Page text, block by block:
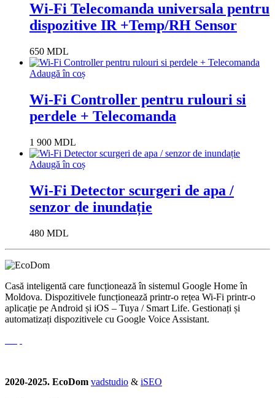
Wi-Fi Telecomanda universala pentru
dispozitive IR +Temp/RH Sensor
650 MDL
Adaugă în coș
Wi-Fi Controller pentru rulouri si
perdele + Telecomanda
1 900 MDL
Adaugă în coș
Wi-Fi Detector scurgeri de apa /
senzor de inundație
480 MDL
Casă inteligentă care funcționează în sistemul Google Home în
Moldova. Dispozitivele funcționează printr-o rețea Wi-Fi printr-o
aplicație pe Android și iOS – Tuya / Smart Life. Gestionați și
automatizați dispozitivele cu Google Voice Assistant.
2020-2025. EcoDom vadstudio & iSEO